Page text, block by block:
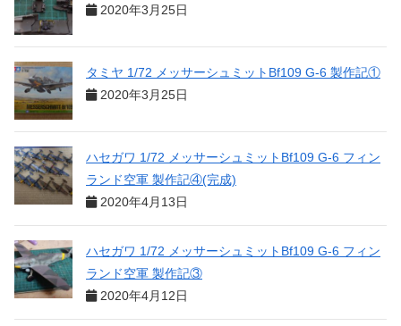
2020年3月25日
タミヤ 1/72 メッサーシュミットBf109 G-6 製作記①
2020年3月25日
ハセガワ 1/72 メッサーシュミットBf109 G-6 フィン
ランド空軍 製作記④(完成)
2020年4月13日
ハセガワ 1/72 メッサーシュミットBf109 G-6 フィン
ランド空軍 製作記③
2020年4月12日